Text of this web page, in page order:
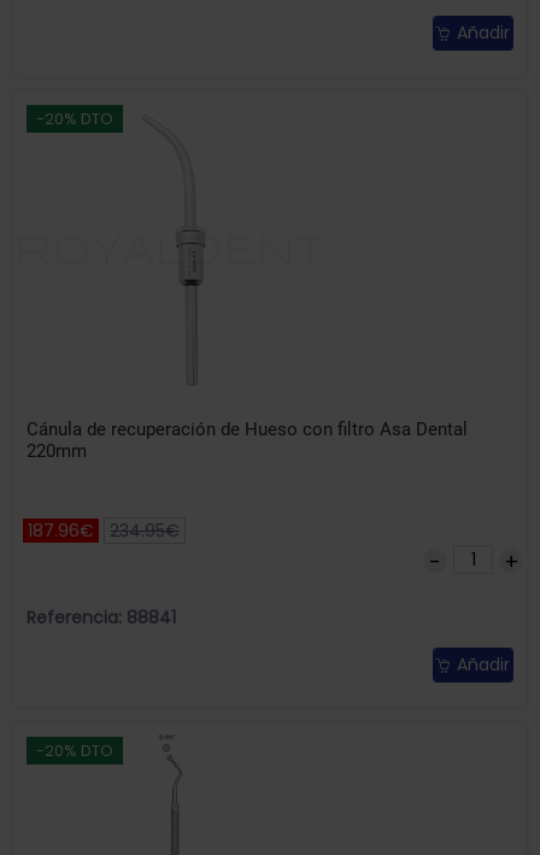
Añadir
-20% DTO
Cánula de recuperación de Hueso con filtro Asa Dental
220mm
187.96€ 234.95€
Referencia: 88841
Añadir
-20% DTO